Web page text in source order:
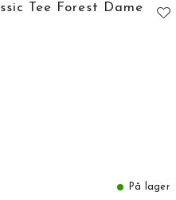
Tee Forest Dame
På lager